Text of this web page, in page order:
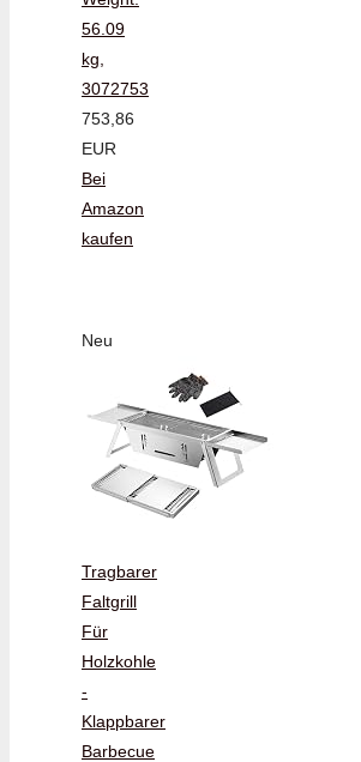
56.09
kg,
3072753
753,86
EUR
Bei
Amazon
kaufen
Neu
Tragbarer
Faltgrill
Für
Holzkohle
-
Klappbarer
Barbecue